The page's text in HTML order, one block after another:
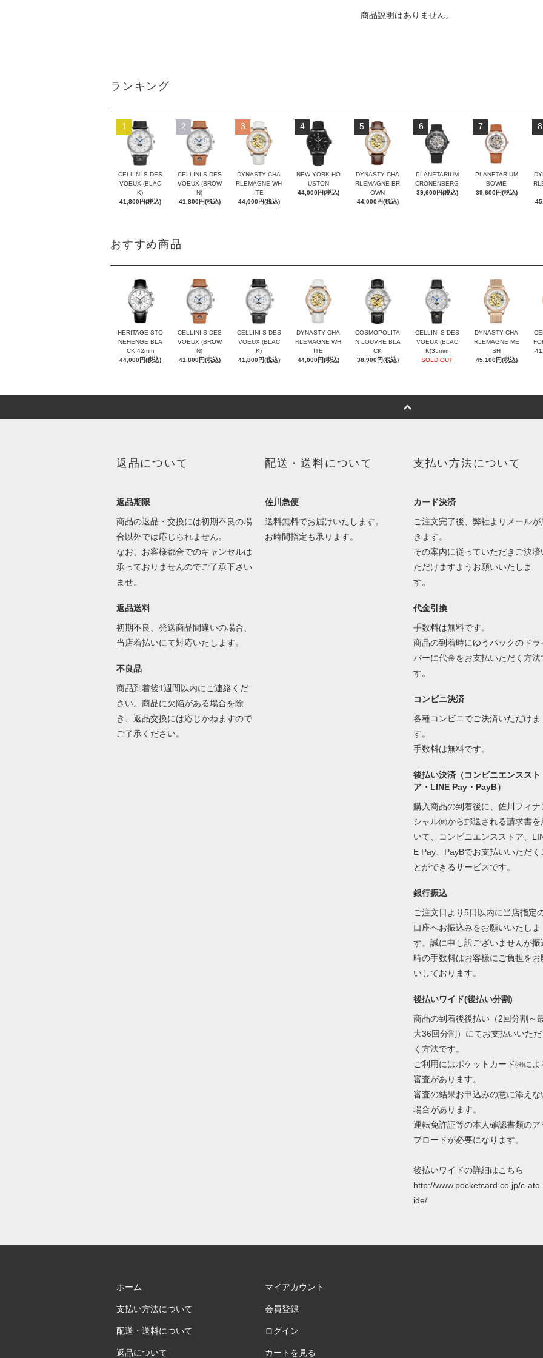
商品説明はありません。
ランキング
1
CELLINI S DES
VOEUX (BLAC
K)
41,800円(税込)
2
CELLINI S DES
VOEUX (BROW
N)
41,800円(税込)
3
DYNASTY CHA
RLEMAGNE WH
ITE
44,000円(税込)
4
NEW YORK HO
USTON
44,000円(税込)
5
DYNASTY CHA
RLEMAGNE BR
OWN
44,000円(税込)
6
PLANETARIUM
CRONENBERG
39,600円(税込)
7
PLANETARIUM
BOWIE
39,600円(税込)
8
おすすめ商品
HERITAGE STO
NEHENGE BLA
CK 42mm
44,000円(税込)
CELLINI S DES
VOEUX (BROW
N)
41,800円(税込)
CELLINI S DES
VOEUX (BLAC
K)
41,800円(税込)
DYNASTY CHA
RLEMAGNE WH
ITE
44,000円(税込)
COSMOPOLITA
N LOUVRE BLA
CK
38,900円(税込)
CELLINI S DES
VOEUX (BLAC
K)35mm
SOLD OUT
DYNASTY CHA
RLEMAGNE ME
SH
45,100円(税込)
返品について
返品期限
商品の返品・交換には初期不良の場
合以外では応じられません。
なお、お客様都合でのキャンセルは
承っておりませんのでご了承下さい
ませ。
返品送料
初期不良、発送商品間違いの場合、
当店着払いにて対応いたします。
不良品
商品到着後1週間以内にご連絡くだ
さい。商品に欠陥がある場合を除
き、返品交換には応じかねますので
ご了承ください。
配送・送料について
佐川急便
送料無料でお届けいたします。
お時間指定も承ります。
支払い方法について
カード決済
ご注文完了後、弊社よりメールが
きます。
その案内に従っていただきご決済
ただけますようお願いいたしま
す。
代金引換
手数料は無料です。
商品の到着時にゆうパックのドラ
バーに代金をお支払いただく方法
す。
コンビニ決済
各種コンビニでご決済いただけま
す。
手数料は無料です。
後払い決済（コンビニエンススト
ア・LINE Pay・PayB）
購入商品の到着後に、佐川フィナ
シャル㈱から郵送される請求書を
いて、コンビニエンスストア、
E Pay、PayBでお支払いいただく
とができるサービスです。
銀行振込
ご注文日より5日以内に当店指定
口座へお振込みをお願いいたしま
す。誠に申し訳ございませんが振
時の手数料はお客様にご負担をお
いしております。
後払いワイド(後払い分割)
商品の到着後後払い（2回分割～
大36回分割）にてお支払いいただ
く方法です。
ご利用にはポケットカード㈱によ
審査があります。
審査の結果お申込みの意に添えな
場合があります。
運転免許証等の本人確認書類のア
プロードが必要になります。
後払いワイドの詳細はこちら
http://www.pocketcard.co.jp/c-
ide/
ホーム
支払い方法について
配送・送料について
返品について
マイアカウント
会員登録
ログイン
カートを見る